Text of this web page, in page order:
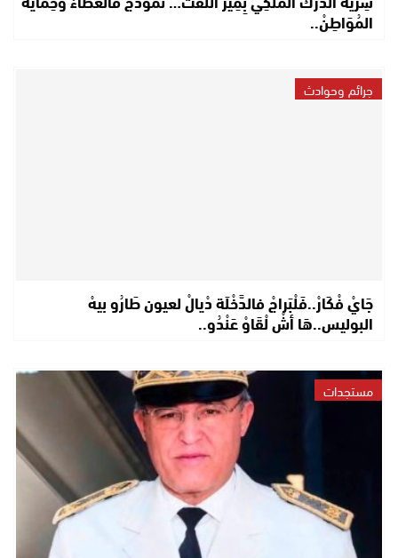
المُوَاطِنْ..
جرائم وحوادث
جَايْ فْكَارْ..فَلْبَراجْ فالدَّخْلَة دْيالْ لعيون طَارُو بيهْ
البوليس..هَا أشْ لْقَاوْ عَنْدُو..
مستجدات